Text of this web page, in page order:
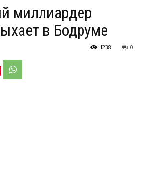
миллиардер
в Бодруме
0
1238